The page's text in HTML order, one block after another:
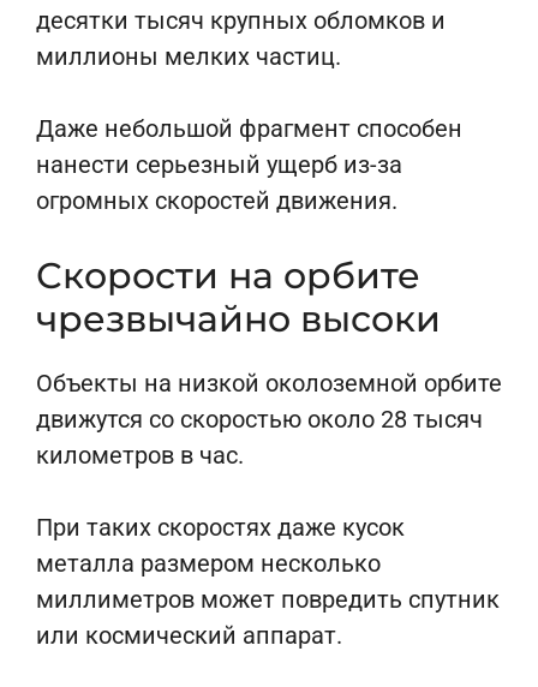
десятки тысяч крупных обломков и
миллионы мелких частиц.
Даже небольшой фрагмент способен
нанести серьезный ущерб из-за
огромных скоростей движения.
Скорости на орбите
чрезвычайно высоки
Объекты на низкой околоземной орбите
движутся со скоростью около 28 тысяч
километров в час.
При таких скоростях даже кусок
металла размером несколько
миллиметров может повредить спутник
или космический аппарат.